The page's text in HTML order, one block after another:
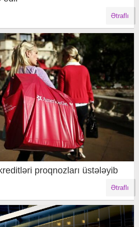
Ətraflı
proqnozları üstələyib
Ətraflı